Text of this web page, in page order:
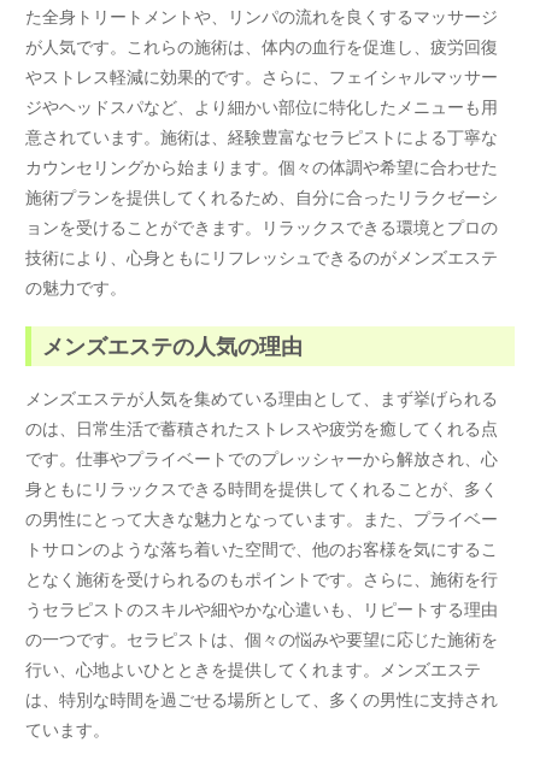
た全身トリートメントや、リンパの流れを良くするマッサージ
が人気です。これらの施術は、体内の血行を促進し、疲労回復
やストレス軽減に効果的です。さらに、フェイシャルマッサー
ジやヘッドスパなど、より細かい部位に特化したメニューも用
意されています。施術は、経験豊富なセラピストによる丁寧な
カウンセリングから始まります。個々の体調や希望に合わせた
施術プランを提供してくれるため、自分に合ったリラクゼーシ
ョンを受けることができます。リラックスできる環境とプロの
技術により、心身ともにリフレッシュできるのがメンズエステ
の魅力です。
メンズエステの人気の理由
メンズエステが人気を集めている理由として、まず挙げられる
のは、日常生活で蓄積されたストレスや疲労を癒してくれる点
です。仕事やプライベートでのプレッシャーから解放され、心
身ともにリラックスできる時間を提供してくれることが、多く
の男性にとって大きな魅力となっています。また、プライベー
トサロンのような落ち着いた空間で、他のお客様を気にするこ
となく施術を受けられるのもポイントです。さらに、施術を行
うセラピストのスキルや細やかな心遣いも、リピートする理由
の一つです。セラピストは、個々の悩みや要望に応じた施術を
行い、心地よいひとときを提供してくれます。メンズエステ
は、特別な時間を過ごせる場所として、多くの男性に支持され
ています。